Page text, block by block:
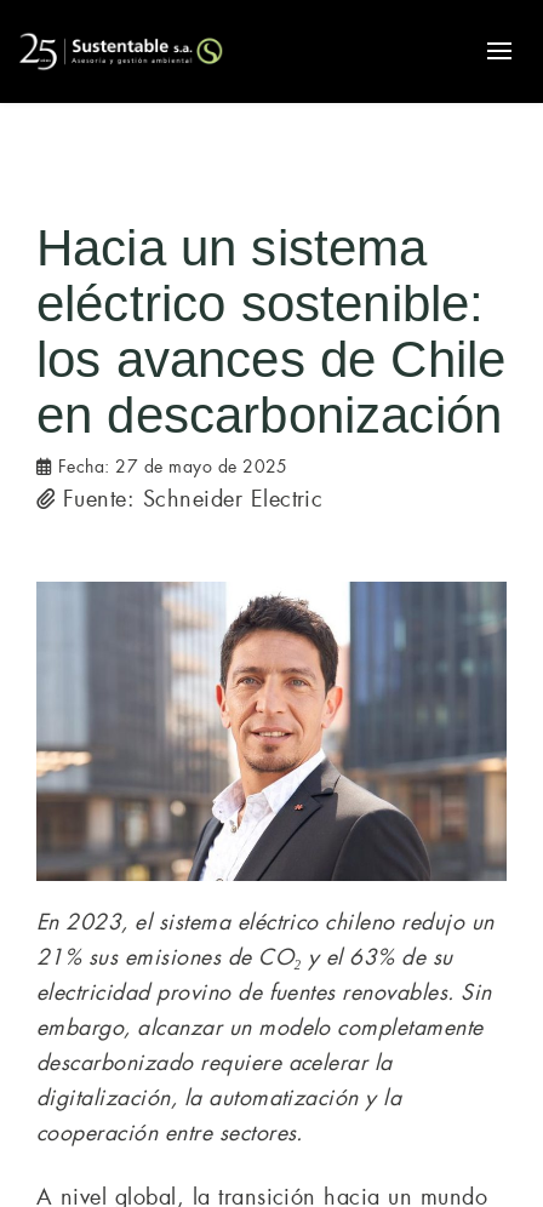
Hacia un sistema
eléctrico sostenible:
los avances de Chile
en descarbonización
Fecha: 27 de mayo de 2025
Fuente: Schneider Electric
En 2023, el sistema eléctrico chileno redujo un
21% sus emisiones de CO₂ y el 63% de su
electricidad provino de fuentes renovables. Sin
embargo, alcanzar un modelo completamente
descarbonizado requiere acelerar la
digitalización, la automatización y la
cooperación entre sectores.
A nivel global, la transición hacia un mundo